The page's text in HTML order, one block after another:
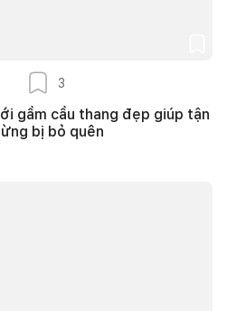
3
gầm cầu thang đẹp giúp tận
bị bỏ quên